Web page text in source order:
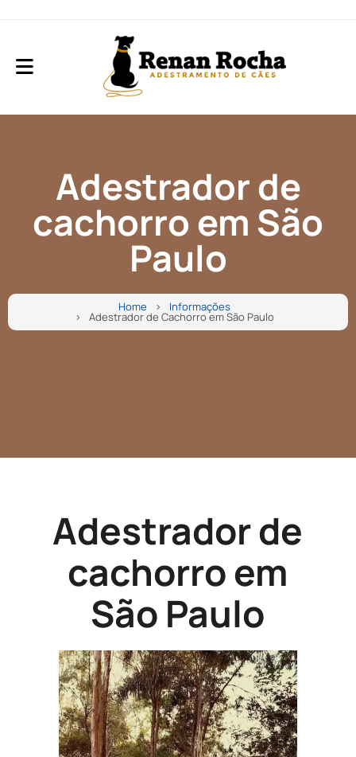
Adestrador de
cachorro em São
Paulo
Home Informações
Adestrador de Cachorro em São Paulo
Adestrador de
cachorro em
São Paulo